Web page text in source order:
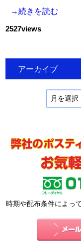
→続きを読む
2527views
アーカイブ
月を選択
時期や配布条件によっ